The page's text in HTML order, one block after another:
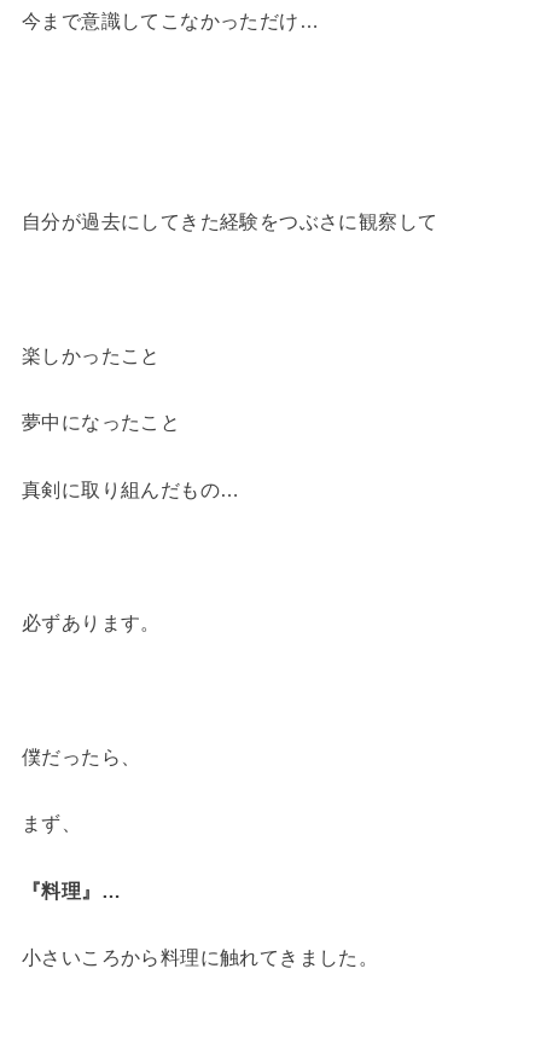
今まで意識してこなかっただけ…
自分が過去にしてきた経験をつぶさに観察して
楽しかったこと
夢中になったこと
真剣に取り組んだもの…
必ずあります。
僕だったら、
まず、
『料理』…
小さいころから料理に触れてきました。